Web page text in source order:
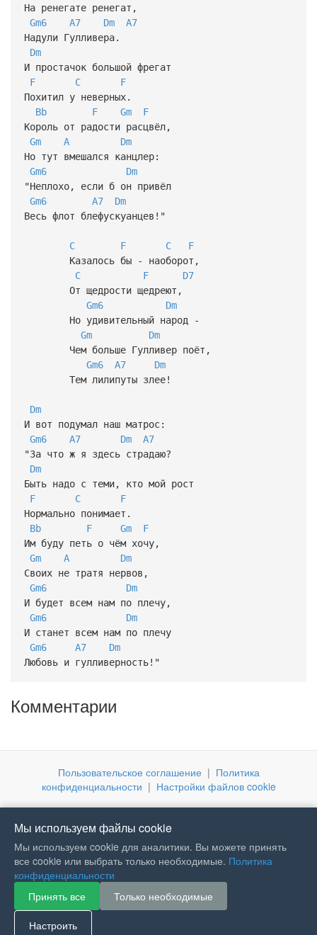
На ренегате ренегат,
Gm6
A7 Dm
A7
Надули Гулливера.
Dm
И простачок большой фрегат
F
C
F
Похитил у неверных.
Bb
F Gm
F
Король от радости расцвёл,
Gm
A
Dm
Но тут вмешался канцлер:
Gm6
Dm
"Неплохо, если б он привёл
Gm6
A7
Dm
Весь флот блефускуанцев!"
C F C
F
Казалось бы - наоборот,
C
F
D7
От щедрости щедреют,
Gm6
Dm
Но удивительный народ -
Gm
Dm
Чем больше Гулливер поёт,
Gm6
A7
Dm
Тем лилипуты злее!
Dm
И вот подумал наш матрос:
Gm6
A7 Dm
A7
"За что ж я здесь страдаю?
Dm
Быть надо с теми, кто мой рост
F
C
F
Нормально понимает.
Bb
F Gm
F
Им буду петь о чём хочу,
Gm
A
Dm
Своих не тратя нервов,
Gm6
Dm
И будет всем нам по плечу,
Gm6
Dm
И станет всем нам по плечу
Gm6
A7
Dm
Любовь и гулливерность!"
Комментарии
Пользовательское соглашение | Политика
конфиденциальности | Настройки файлов cookie
Мы используем файлы cookie
Мы используем cookie для аналитики. Вы можете принять
все cookie или выбрать только необходимые. Политика
конфиденциальности
Принять все
Только необходимые
Настроить
If you like Guitar Songs, you